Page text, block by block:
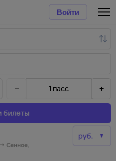
Войти
1 пасс
билеты
Сенное,